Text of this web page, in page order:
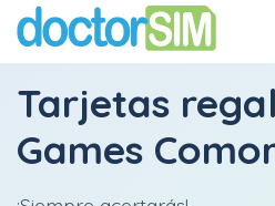
Tarjetas
Games